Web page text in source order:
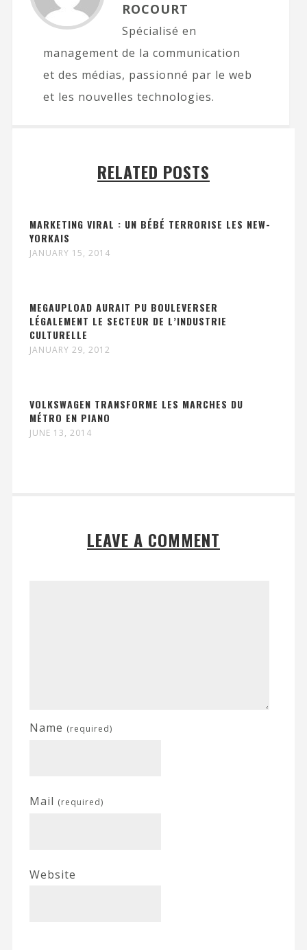
ROCOURT
Spécialisé en
management de la communication
et des médias, passionné par le web
et les nouvelles technologies.
RELATED POSTS
MARKETING VIRAL : UN BÉBÉ TERRORISE LES NEW-
YORKAIS
JANUARY 15, 2014
MEGAUPLOAD AURAIT PU BOULEVERSER
LÉGALEMENT LE SECTEUR DE L’INDUSTRIE
CULTURELLE
JANUARY 29, 2012
VOLKSWAGEN TRANSFORME LES MARCHES DU
MÉTRO EN PIANO
JUNE 13, 2014
LEAVE A COMMENT
Name (required)
Mail (required)
Website